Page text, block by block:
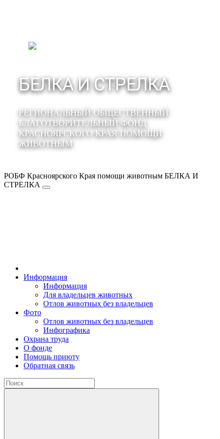
БЕЛКА И СТРЕЛКА
РЕГИОНАЛЬНЫЙ ОБЩЕСТВЕННЫЙ
БЛАГОТВОРИТЕЛЬНЫЙ ФОНД
КРАСНОЯРСКОГО КРАЯ ПОМОЩИ
ЖИВОТНЫМ
РОБФ Красноярского Края помощи животным БЕЛКА И
СТРЕЛКА
Информация
Информация
Для владельцев животных
Отлов животных без владельцев
Фото
Отлов животных без владельцев
Инфографика
Охрана труда
О фонде
Помощь приюту
Обратная связь